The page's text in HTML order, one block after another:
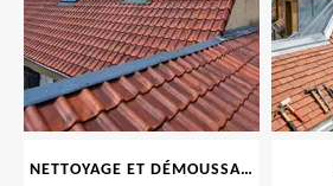
NETTOYAGE ET DÉMOUSSAGE DE TOITURE ET FAÇADE 69